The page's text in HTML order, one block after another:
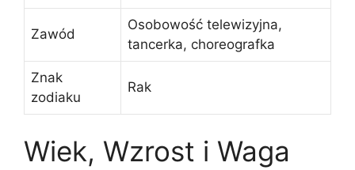
Zawód
Osobowość telewizyjna,
tancerka, choreografka
Znak
zodiaku
Rak
Wiek, Wzrost i Waga